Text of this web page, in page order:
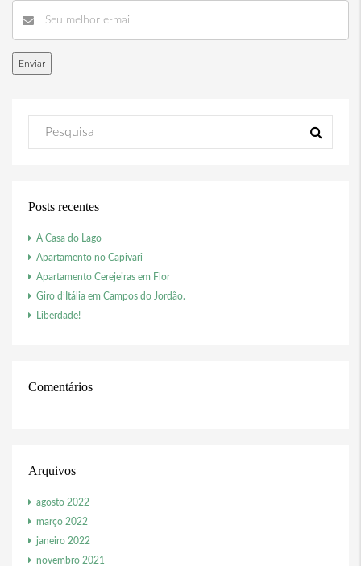
Posts recentes
A Casa do Lago
Apartamento no Capivari
Apartamento Cerejeiras em Flor
Giro d’Itália em Campos do Jordão.
Liberdade!
Comentários
Arquivos
agosto 2022
março 2022
janeiro 2022
novembro 2021